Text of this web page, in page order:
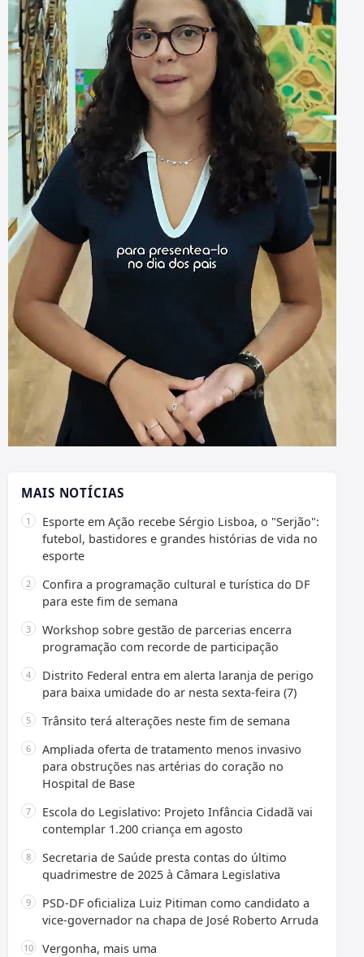
MAIS NOTÍCIAS
Esporte em Ação recebe Sérgio Lisboa, o "Serjão":
futebol, bastidores e grandes histórias de vida no
esporte
Confira a programação cultural e turística do DF
para este fim de semana
Workshop sobre gestão de parcerias encerra
programação com recorde de participação
Distrito Federal entra em alerta laranja de perigo
para baixa umidade do ar nesta sexta-feira (7)
Trânsito terá alterações neste fim de semana
Ampliada oferta de tratamento menos invasivo
para obstruções nas artérias do coração no
Hospital de Base
Escola do Legislativo: Projeto Infância Cidadã vai
contemplar 1.200 criança em agosto
Secretaria de Saúde presta contas do último
quadrimestre de 2025 à Câmara Legislativa
PSD-DF oficializa Luiz Pitiman como candidato a
vice-governador na chapa de José Roberto Arruda
Vergonha, mais uma